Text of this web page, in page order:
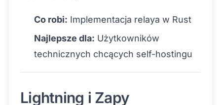
Co robi: Implementacja relaya w Rust
Najlepsze dla: Użytkowników
technicznych chcących self-hostingu
Lightning i Zapy